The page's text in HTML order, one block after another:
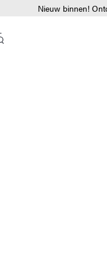
Nieuw binnen!